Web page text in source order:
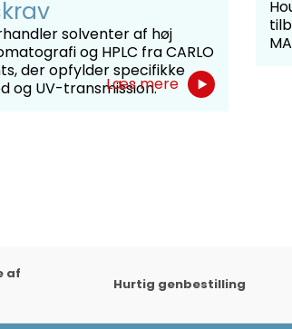
solventer af høj
og HPLC fra CARLO
der opfylder specifikke
og UV-transmission.
Læs mere
af
Hurtig genbestilling